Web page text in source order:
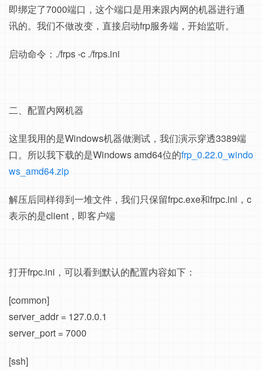
即绑定了7000端口，这个端口是用来跟内网的机器进行通
讯的。我们不做改变，直接启动frp服务端，开始监听。
启动命令：./frps -c ./frps.ini
二、配置内网机器
这里我用的是Windows机器做测试，我们演示穿透3389端
口。所以我下载的是Windows amd64位的frp_0.22.0_windo
ws_amd64.zip
解压后同样得到一堆文件，我们只保留frpc.exe和frpc.ini，c
表示的是client，即客户端
打开frpc.ini，可以看到默认的配置内容如下：
[common]
server_addr = 127.0.0.1
server_port = 7000
[ssh]